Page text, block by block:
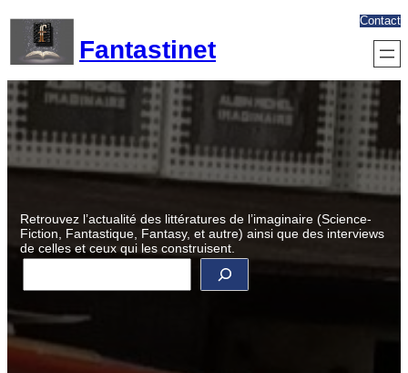
contenu
Fantastinet
Contact
Retrouvez l’actualité des littératures de l’imaginaire (Science-
Fiction, Fantastique, Fantasy, et autre) ainsi que des interviews
de celles et ceux qui les construisent.
R
c
r
c